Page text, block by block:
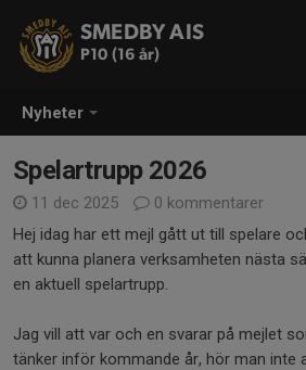
Nyheter
SMEDBY AIS
P10 (16 år)
Spelartrupp 2026
11 dec 2025
0 kommentarer
Hej idag har ett mejl gått ut till spelare
att kunna planera verksamheten nästa
en aktuell spelartrupp.
Jag vill att var och en svarar på mejlet
tänker inför kommande år, hör man inte